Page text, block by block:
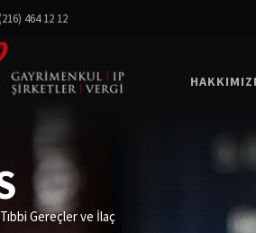
464 12 12
Gereçler ve İlaç